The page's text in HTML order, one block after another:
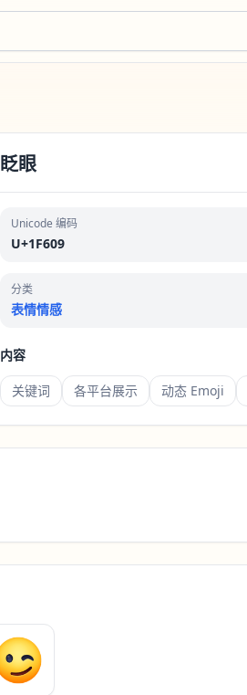
眨眼
Unicode 编码
U+1F609
分类
表情情感
内容
关键词 各平台展示 动态 Emoji